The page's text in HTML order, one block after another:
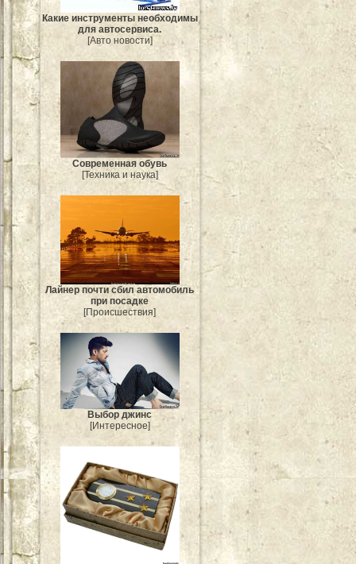
Какие инструменты необходимы
для автосервиса.
[Авто новости]
Современная обувь
[Техника и наука]
Лайнер почти сбил автомобиль
при посадке
[Происшествия]
Выбор джинс
[Интересное]